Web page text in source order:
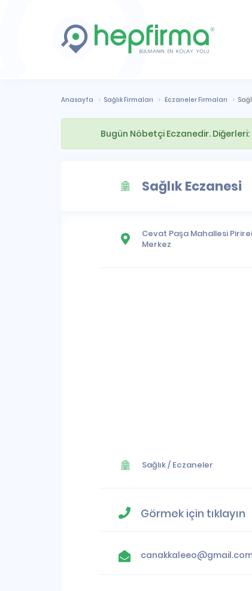
Anasayfa Sağlık Firmaları Eczaneler Firmaları
Bugün Nöbetçi Eczanedir. Diğerleri:
Sağlık Eczanesi
Cevat Paşa Mahallesi
Merkez
Sağlık/ Eczaneler
Görmek için tıklayın